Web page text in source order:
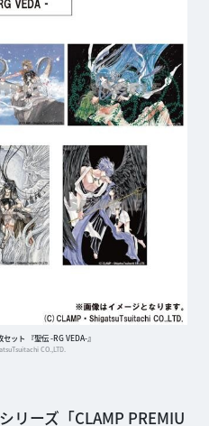
ット 『聖伝 -RG VEDA-』
CO.,LTD.
リーズ「CLAMP PREMIU